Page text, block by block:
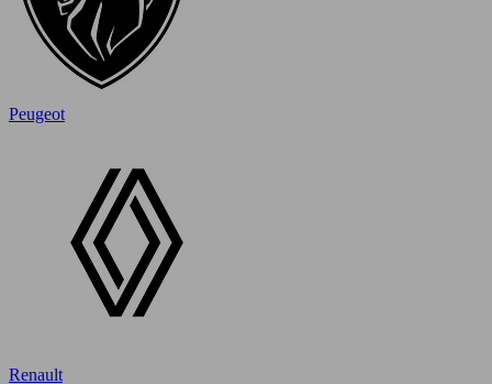
Peugeot
Renault